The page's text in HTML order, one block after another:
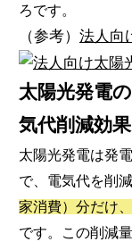
ろです。
（参考） 法人向
太陽光発電
気代削減効果
太陽光発電は発
で、電気代を削
家消費）分だけ
です。この削減